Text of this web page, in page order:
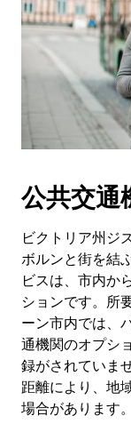
公共交通
ビクトリア州ジ
ボルンと街を結
ビスは、市内か
ションです。所
ーン市内では、
通機関のオプシ
録がされていま
距離により、地
場合があります。